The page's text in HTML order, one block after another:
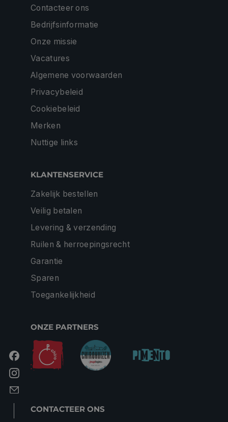
Contacteer ons
Bedrijfsinformatie
Onze missie
Vacatures
Algemene voorwaarden
Privacybeleid
Cookiebeleid
Merken
Nuttige links
KLANTENSERVICE
Zakelijk bestellen
Veilig betalen
Levering & verzending
Ruilen & herroepingsrecht
Garantie
Sparen
Toegankelijkheid
ONZE PARTNERS
CONTACTEER ONS